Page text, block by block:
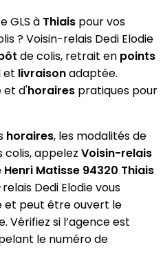
GLS à Thiais pour vos
? Voisin-relais Dedi Elodie
de colis, retrait en points
et livraisonadaptée.
et d'horaires pratiques pour
horaires, les modalités de
colis, appelez Voisin-relais
Henri Matisse 94320 Thiais
Dedi Elodie vous
et peut être ouvert le
Vérifiez si l’agence est
le numéro de